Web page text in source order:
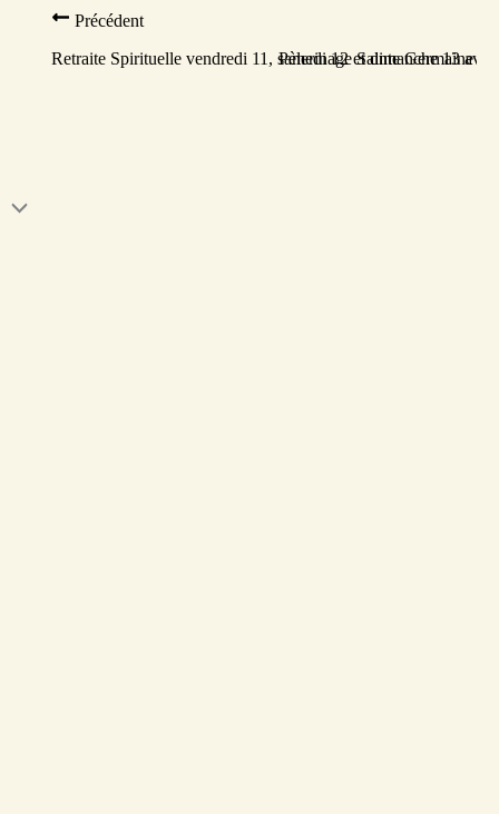
Précédent
Retraite Spirituelle vendredi 11, samedi 12 et dimanche 13
Pèlerinage Sainte Germaine à